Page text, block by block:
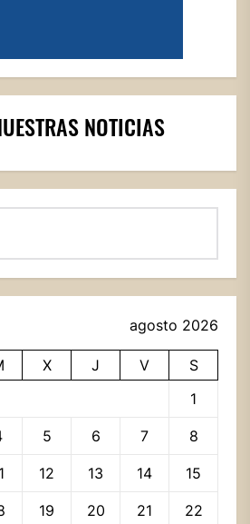
NOTICIAS
agosto 2026
X J V
S
1
5 6 7 8
12 13 14 15
19 20 21 22